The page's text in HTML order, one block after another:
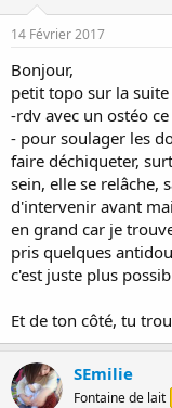
14 Février 2017
Bonjour,
petit topo sur la
-rdv avec un ostéo
- pour soulager les
faire déchiqueter,
sein, elle se relâche,
d'intervenir avant
en grand car je
pris quelques
c'est juste plus
Et de ton côté, tu
SEmilie
Fontaine de lait